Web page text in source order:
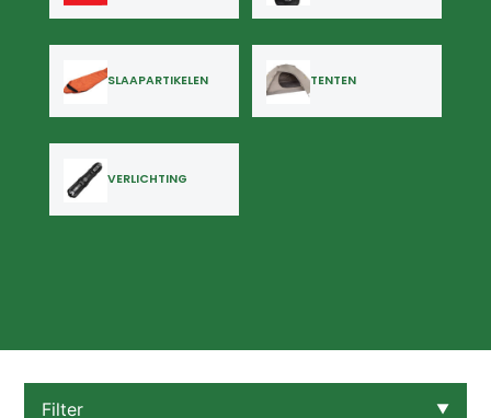
SLAAPARTIKELEN TENTEN
VERLICHTING
Filter ▼